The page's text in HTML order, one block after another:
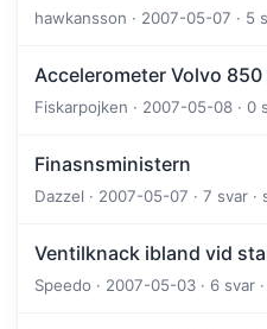
hawkansson · 2007-05-07 · 5
Accelerometer Volvo 850
Fiskarpojken · 2007-05-08 · 0
Finasnsministern
Dazzel · 2007-05-07 · 7 svar
Ventilknack ibland vid
Speedo · 2007-05-03 · 6 svar